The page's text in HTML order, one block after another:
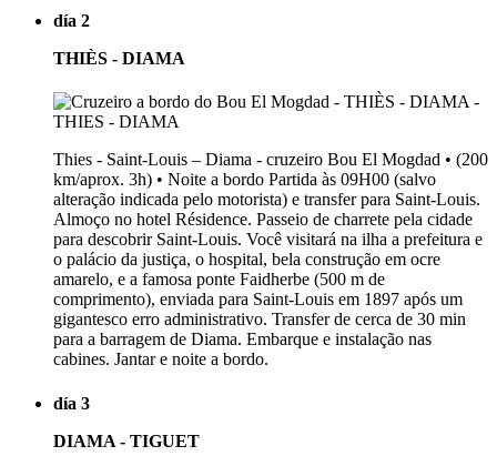
día 2
THIÈS - DIAMA
Thies - Saint-Louis – Diama - cruzeiro Bou El Mogdad • (200
km/aprox. 3h) • Noite a bordo Partida às 09H00 (salvo
alteração indicada pelo motorista) e transfer para Saint-Louis.
Almoço no hotel Résidence. Passeio de charrete pela cidade
para descobrir Saint-Louis. Você visitará na ilha a prefeitura e
o palácio da justiça, o hospital, bela construção em ocre
amarelo, e a famosa ponte Faidherbe (500 m de
comprimento), enviada para Saint-Louis em 1897 após um
gigantesco erro administrativo. Transfer de cerca de 30 min
para a barragem de Diama. Embarque e instalação nas
cabines. Jantar e noite a bordo.
día 3
DIAMA - TIGUET